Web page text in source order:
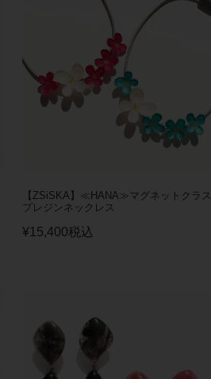
【ZSiSKA】≪HANA≫マグネットクラス
プレジンネックレス
¥15,400税込